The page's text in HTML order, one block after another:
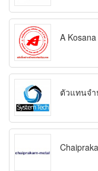
A Kosana
ตัวแทนจำ